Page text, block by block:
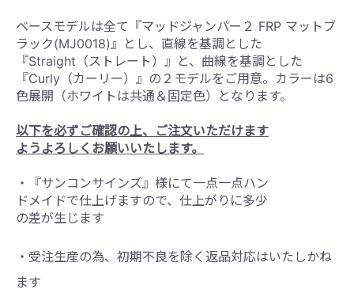
ベースモデルは全て『マッドジャンパー２ FRP マットブ
ラック(MJ0018) 』とし、直線を基調とした
『Straight （ストレート）』と、曲線を基調とした
『Curly （カーリー）』の２モデルをご用意。カラーは6
色展開（ホワイトは共通＆固定色）となります。
以下を必ずご確認の上、ご注文いただけます
ようよろしくお願いいたします。
・『サンコンサインズ』様にて一点一点ハン
ドメイドで仕上げますので、仕上がりに多少
の差が生じます
・受注生産の為、初期不良を除く返品対応はいたしかね
ます